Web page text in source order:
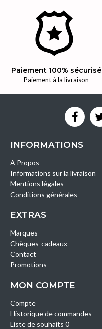
Paiement 100% sécurisé
Paiement à la livraison
INFORMATIONS
A Propos
Informations sur la livraison
Mentions légales
Conditions générales
EXTRAS
Marques
Chèques-cadeaux
Contact
Promotions
MON COMPTE
Compte
Historique de commandes
Liste de souhaits 0